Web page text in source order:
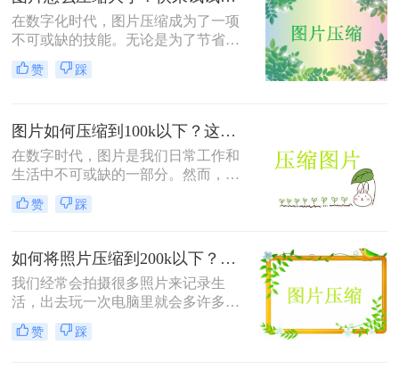
的图片压缩方法。
在数字化时代，图片压缩成为了一项
不可或缺的技能。无论是为了节省存
储空间、加快网页加载速度还是适应
特定平台的上传要求，掌握几种有效
种常用的图片压缩方法。
赞 踩
图片如何压缩到100k以下？这二种方法一看就会！
​在数字时代，图片是我们日常工作和
生活中不可或缺的一部分。然而，有
时我们需要将图片的大小压缩到100k
以下，以便于上传至网站、发送邮件
到100k以下呢？本文将介绍两种实用
的方法，帮助你轻松实现图片压缩到
100k以下的目标。
赞 踩
如何将照片压缩到200k以下？学会这3种方法照片随意压缩！
我们经常会拍摄很多照片来记录生
活，出去玩一次电脑里就会多许多旅
游照，而且不知道你们有没有储存好
看图片的习惯呢？这样下来我们电脑
赞 踩